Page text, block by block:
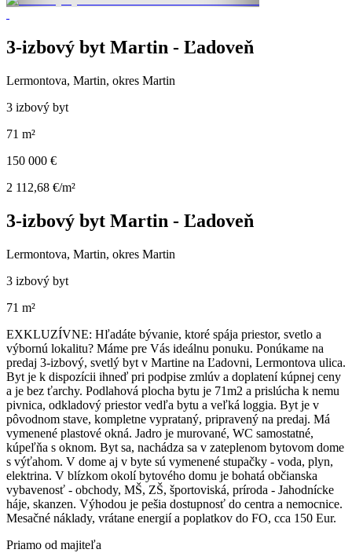
3-izbový byt Martin - Ľadoveň
Lermontova, Martin, okres Martin
3 izbový byt
71 m²
150 000 €
2 112,68 €/m²
3-izbový byt Martin - Ľadoveň
Lermontova, Martin, okres Martin
3 izbový byt
71 m²
EXKLUZÍVNE: Hľadáte bývanie, ktoré spája priestor, svetlo a
výbornú lokalitu? Máme pre Vás ideálnu ponuku. Ponúkame na
predaj 3-izbový, svetlý byt v Martine na Ľadovni, Lermontova ulica.
Byt je k dispozícii ihneď pri podpise zmlúv a doplatení kúpnej ceny
a je bez ťarchy. Podlahová plocha bytu je 71m2 a prislúcha k nemu
pivnica, odkladový priestor vedľa bytu a veľká loggia. Byt je v
pôvodnom stave, kompletne vyprataný, pripravený na predaj. Má
vymenené plastové okná. Jadro je murované, WC samostatné,
kúpeľňa s oknom. Byt sa, nachádza sa v zateplenom bytovom dome
s výťahom. V dome aj v byte sú vymenené stupačky - voda, plyn,
elektrina. V blízkom okolí bytového domu je bohatá občianska
vybavenosť - obchody, MŠ, ZŠ, športoviská, príroda - Jahodnícke
háje, skanzen. Výhodou je pešia dostupnosť do centra a nemocnice.
Mesačné náklady, vrátane energií a poplatkov do FO, cca 150 Eur.
Priamo od majiteľa